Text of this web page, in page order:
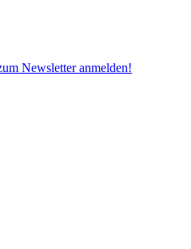
Newsletter anmelden!